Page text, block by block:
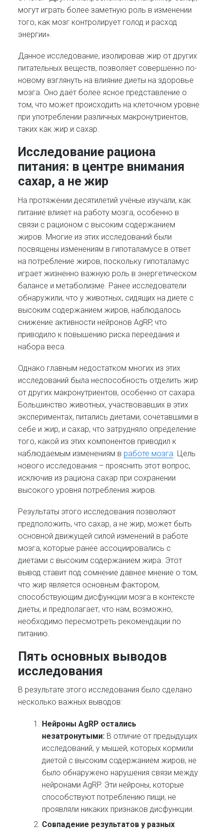
могут играть более заметную роль в изменении
того, как мозг контролирует голод и расход
энергии».
Данное исследование, изолировав жир от других
питательных веществ, позволяет совершенно по-
новому взглянуть на влияние диеты на здоровье
мозга. Оно даёт более ясное представление о
том, что может происходить на клеточном уровне
при употреблении различных макронутриентов,
таких как жир и сахар.
Исследование рациона
питания: в центре внимания
сахар, а не жир
На протяжении десятилетий учёные изучали, как
питание влияет на работу мозга, особенно в
связи с рационом с высоким содержанием
жиров. Многие из этих исследований были
посвящены изменениям в гипоталамусе в ответ
на потребление жиров, поскольку гипоталамус
играет жизненно важную роль в энергетическом
балансе и метаболизме. Ранее исследователи
обнаружили, что у животных, сидящих на диете с
высоким содержанием жиров, наблюдалось
снижение активности нейронов AgRP, что
приводило к повышению риска переедания и
набора веса.
Однако главным недостатком многих из этих
исследований была неспособность отделить жир
от других макронутриентов, особенно от сахара.
Большинство животных, участвовавших в этих
экспериментах, питались диетами, сочетавшими в
себе и жир, и сахар, что затрудняло определение
того, какой из этих компонентов приводил к
наблюдаемым изменениям в работе мозга. Цель
нового исследования – прояснить этот вопрос,
исключив из рациона сахар при сохранении
высокого уровня потребления жиров.
Результаты этого исследования позволяют
предположить, что сахар, а не жир, может быть
основной движущей силой изменений в работе
мозга, которые ранее ассоциировались с
диетами с высоким содержанием жира. Этот
вывод ставит под сомнение давнее мнение о том,
что жир является основным фактором,
способствующим дисфункции мозга в контексте
диеты, и предполагает, что нам, возможно,
необходимо пересмотреть рекомендации по
питанию.
Пять основных выводов
исследования
В результате этого исследования было сделано
несколько важных выводов:
Нейроны AgRP остались
незатронутыми: В отличие от предыдущих
исследований, у мышей, которых кормили
диетой с высоким содержанием жиров, не
было обнаружено нарушения связи между
нейронами AgRP. Эти нейроны, которые
способствуют потреблению пищи, не
проявляли никаких признаков дисфункции.
Совпадение результатов у разных